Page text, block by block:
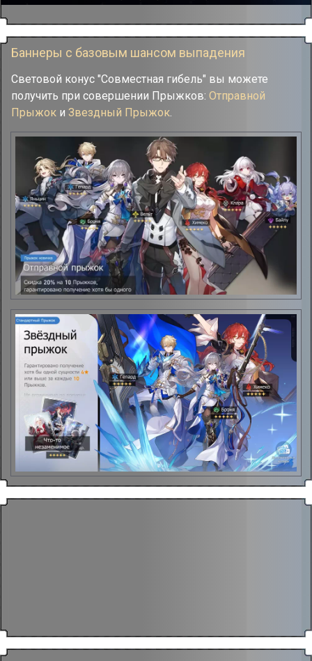
Баннеры с базовым шансом выпадения
Световой конус "Совместная гибель" вы можете
получить при совершении Прыжков: Отправной
Прыжок и Звездный Прыжок.